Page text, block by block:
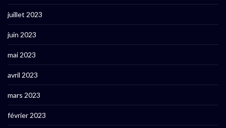
juillet 2023
juin 2023
mai 2023
avril 2023
mars 2023
février 2023